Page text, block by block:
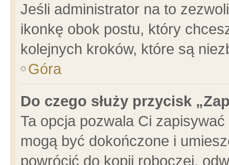
Jeśli administrator na to
ikonkę obok postu, który
kolejnych kroków, które są
Góra
Do czego służy przycisk
Ta opcja pozwala Ci
mogą być dokończone i
powrócić do kopii roboczej,